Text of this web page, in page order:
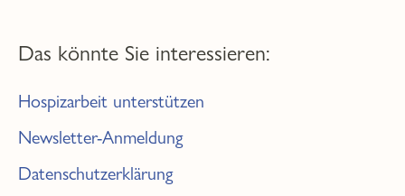
Das könnte Sie interessieren:
Hospizarbeit unterstützen
Newsletter-Anmeldung
Datenschutzerklärung